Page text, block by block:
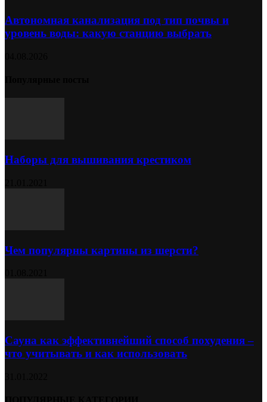
Автономная канализация под тип почвы и
уровень воды: какую станцию выбрать
Наборы для вышивания крестиком
Чем популярны картины из шерсти?
Сауна как эффективнейший способ похудения –
что учитывать и как использовать